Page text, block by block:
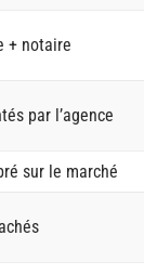
+ notaire
par l’agence
sur le marché